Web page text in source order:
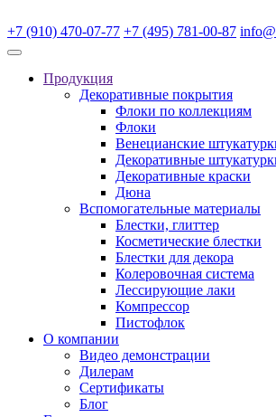
+7 (910) 470-07-77 +7 (495) 781-00-87
Продукция
Декоративные покрытия
Флоки по коллекциям
Флоки
Венецианские
Декоративные
Декоративные краски
Дюна
Вспомогательные материалы
Блестки, глиттер
Косметические блестки
Блестки для декора
Колеровочная система
Лессирующие лаки
Компрессор
Пистофлок
О компании
Видео демонстрации
Дилерам
Сертификаты
Блог